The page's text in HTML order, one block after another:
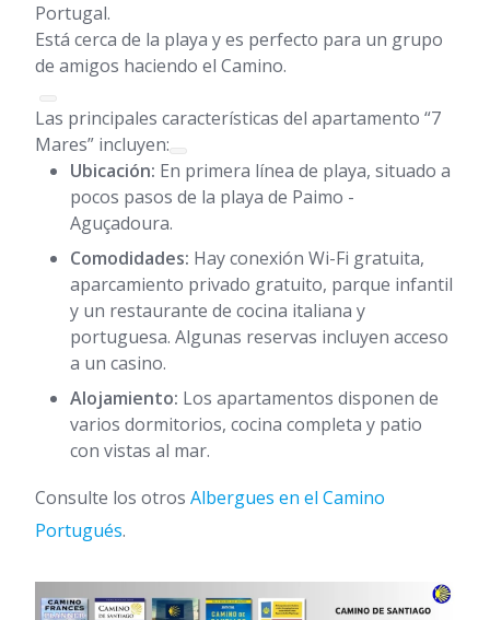
Portugal.
Está cerca de la playa y es perfecto para un grupo
de amigos haciendo el Camino.
Las principales características del apartamento “7
Mares” incluyen:
Ubicación: En primera línea de playa, situado a
pocos pasos de la playa de Paimo -
Aguçadoura.
Comodidades: Hay conexión Wi-Fi gratuita,
aparcamiento privado gratuito, parque infantil
y un restaurante de cocina italiana y
portuguesa. Algunas reservas incluyen acceso
a un casino.
Alojamiento: Los apartamentos disponen de
varios dormitorios, cocina completa y patio
con vistas al mar.
Consulte los otros Albergues en el Camino
Portugués.